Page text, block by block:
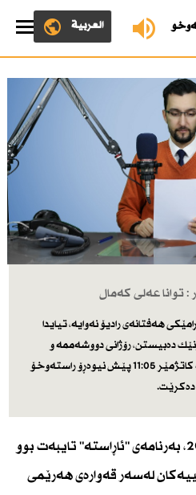
العربية
توانا عەلی كەمال
هەفتانەی رادیۆ نەوایە، تیایدا
دەبیستن، رۆژانی دووشەممە و
پێنجشەممە كاتژمێر 11:05 پێش نیوه‌ڕۆ راستەوخۆ
رۆژى پێنجشه‌ممه‌ 18-6-2020، به‌رنامه‌ی "ئاڕاسته‌" تایبه‌ت بوو
له‌سه‌ر قه‌واره‌ى هه‌رێمى